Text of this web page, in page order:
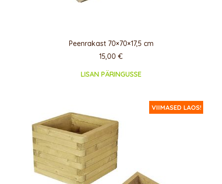
Peenrakast 70×70×17,5 cm
15,00 €
LISAN PÄRINGUSSE
VIIMASED LAOS!